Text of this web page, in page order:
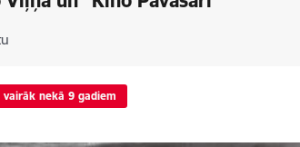
vairāk nekā 9 gadiem